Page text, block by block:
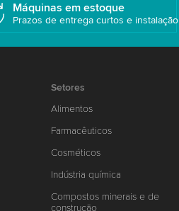
Máquinas em estoque
Prazos de entrega curtos e instalação
Setores
Alimentos
Farmacêuticos
Cosméticos
Indústria química
Compostos minerais e de
construção